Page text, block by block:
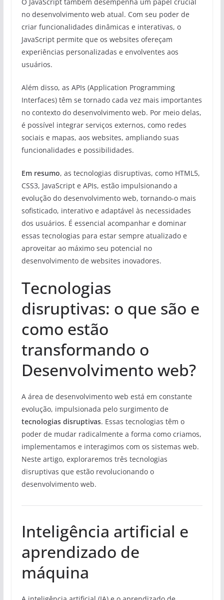
no desenvolvimento web atual. Com seu poder de
criar funcionalidades dinâmicas e interativas, o
JavaScript permite que os websites ofereçam
experiências personalizadas e envolventes aos
usuários.
Além disso, as APIs (Application Programming
Interfaces) têm se tornado cada vez mais importantes
no contexto do desenvolvimento web. Por meio delas,
é possível integrar serviços externos, como redes
sociais e mapas, aos websites, ampliando suas
funcionalidades e possibilidades.
Em resumo, as tecnologias disruptivas, como HTML5,
CSS3, JavaScript e APIs, estão impulsionando a
evolução do desenvolvimento web, tornando-o mais
sofisticado, interativo e adaptável às necessidades
dos usuários. É essencial acompanhar e dominar
essas tecnologias para estar sempre atualizado e
aproveitar ao máximo seu potencial no
desenvolvimento de websites inovadores.
Tecnologias
disruptivas: o que são e
como estão
transformando o
Desenvolvimento web?
A área de desenvolvimento web está em constante
evolução, impulsionada pelo surgimento de
tecnologias disruptivas. Essas tecnologias têm o
poder de mudar radicalmente a forma como criamos,
implementamos e interagimos com os sistemas web.
Neste artigo, exploraremos três tecnologias
disruptivas que estão revolucionando o
desenvolvimento web.
Inteligência artificial e
aprendizado de
máquina